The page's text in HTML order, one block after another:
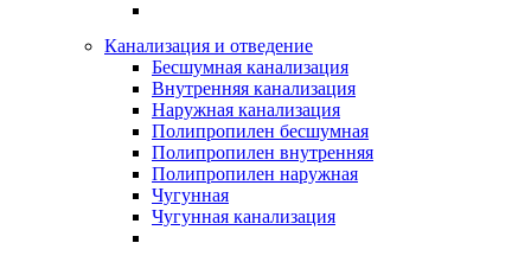
Канализация и отведение
Бесшумная канализация
Внутренняя канализация
Наружная канализация
Полипропилен бесшумная
Полипропилен внутренняя
Полипропилен наружная
Чугунная
Чугунная канализация